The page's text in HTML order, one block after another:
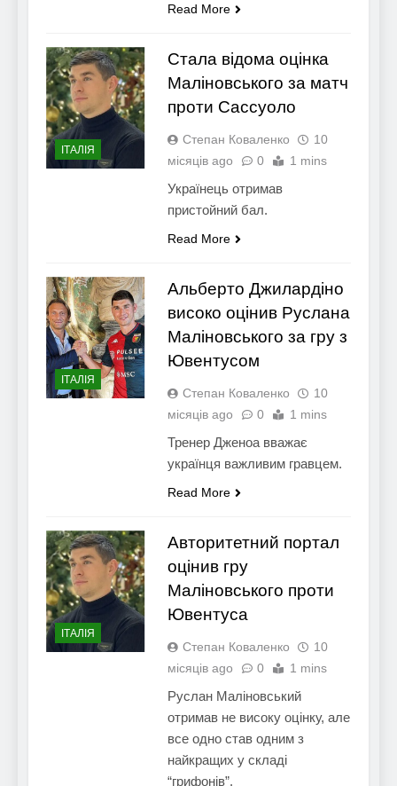
Read More
ІТАЛІЯ
Стала відома оцінка
Маліновського за матч
проти Сассуоло
Степан Коваленко
10
місяців ago
0 1 mins
Українець отримав
пристойний бал.
Read More
ІТАЛІЯ
Альберто Джилардіно
високо оцінив Руслана
Маліновського за гру з
Ювентусом
Степан Коваленко
10
місяців ago
0 1 mins
Тренер Дженоа вважає
українця важливим гравцем.
Read More
ІТАЛІЯ
Авторитетний портал
оцінив гру
Маліновського проти
Ювентуса
Степан Коваленко
10
місяців ago
0 1 mins
Руслан Маліновський
отримав не високу оцінку, але
все одно став одним з
найкращих у складі
“грифонів”.